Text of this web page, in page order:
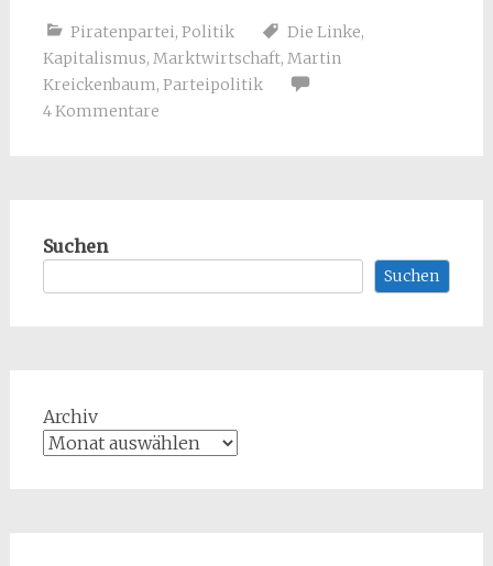
Piratenpartei, Politik Die Linke,
Kapitalismus, Marktwirtschaft, Martin
Kreickenbaum, Parteipolitik
4 Kommentare
Suchen
Suchen
Archiv